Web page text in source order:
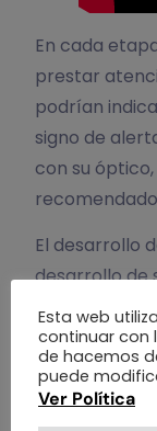
En cada
prestar
podrían
signo de
con su
El desarrollo
desarrollo de
número de
importante
Prestar
Esta web
continuar con
de hacemos
puede
Ver Política